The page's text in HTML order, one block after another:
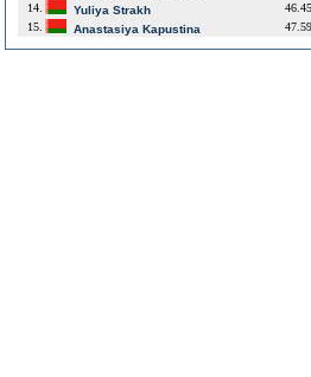
14.
Yuliya Strakh
46.45
15.
Anastasiya Kapustina 47.59